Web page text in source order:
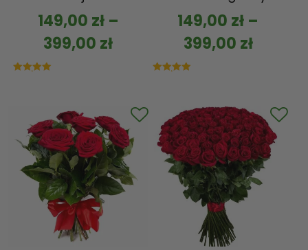
149,00 zł–
399,00 zł
149,00 zł –
399,00 zł